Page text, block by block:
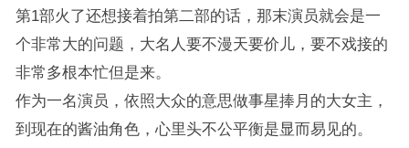
第1部火了还想接着拍第二部的话，那末演员就会是一
个非常大的问题，大名人要不漫天要价儿，要不戏接的
非常多根本忙但是来。
作为一名演员，依照大众的意思做事星捧月的大女主，
到现在的酱油角色，心里头不公平衡是显而易见的。